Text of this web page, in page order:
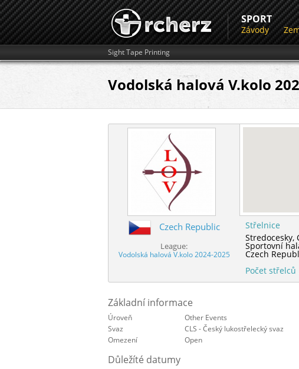
SPORT
Závody
Sight Tape Printing
Vodolská halová V.kolo
Czech Republic
League:
Vodolská halová V.kolo 2024-2025
Střelnice
Stredocesky,
Sportovní
Czech
Počet střelců
Základní informace
Úroveň
Other Events
Svaz
CLS - Český lukostřelecký svaz
Omezení
Open
Důležíté datumy